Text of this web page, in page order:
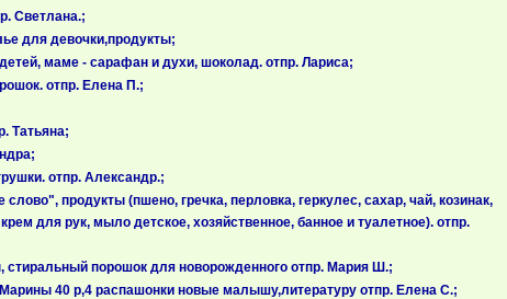
Светлана.;
для девочки,продукты;
маме - сарафан и духи, шоколад. отпр. Лариса;
отпр. Елена П.;
Татьяна;
отпр. Александр.;
продукты (пшено, гречка, перловка, геркулес, сахар, чай, козинак,
для рук, мыло детское, хозяйственное, банное и туалетное). отпр.
стиральный порошок для новорожденного отпр. Мария Ш.;
40 р,4 распашонки новые малышу,литературу отпр. Елена С.;